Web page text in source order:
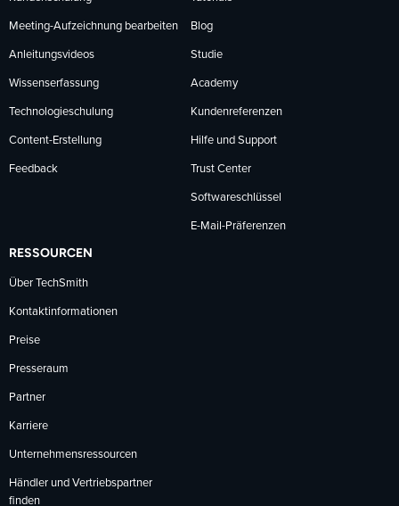
Meeting-Aufzeichnung bearbeiten
Anleitungsvideos
Wissenserfassung
Technologieschulung
Content-Erstellung
Feedback
Blog
Studie
Academy
Kundenreferenzen
Hilfe und Support
Trust Center
Softwareschlüssel
E-Mail-Präferenzen
RESSOURCEN
Über TechSmith
Kontaktinformationen
Preise
Presseraum
Partner
Karriere
Unternehmensressourcen
Händler und Vertriebspartner
finden